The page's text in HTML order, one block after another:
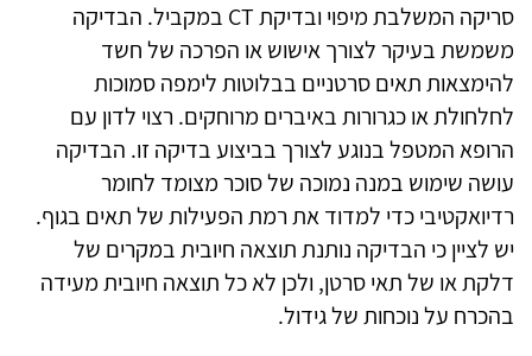
סריקה המשלבת מיפוי ובדיקתCT במקביל. הבדיקה
משמשת בעיקר לצורך אישוש או הפרכה של חשד
להימצאות תאים סרטניים בבלוטות לימפה סמוכות
לחלחולת או כגרורות באיברים מרוחקים. רצוי לדון עם
הרופא המטפל בנוגע לצורך בביצוע בדיקה זו. הבדיקה
עושה שימוש במנה נמוכה של סוכר מצומד לחומר
רדיואקטיבי כדי למדוד את רמת הפעילות של תאים בגוף.
יש לציין כי הבדיקה נותנת תוצאה חיובית במקרים של
דלקת או של תאי סרטן, ולכן לא כל תוצאה חיובית מעידה
בהכרח על נוכחות של גידול.